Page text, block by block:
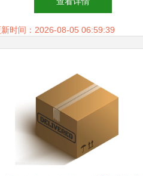
时间：2026-08-05 06:59:39